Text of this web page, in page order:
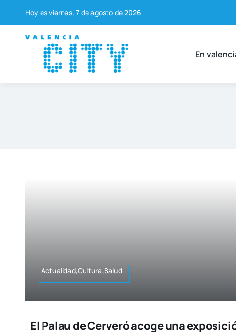
contenido
Hoy es vier­nes, 7 de agos­to de 2026
En
Actualidad,Cultura,Salud
El Palau de Cerveró acoge una